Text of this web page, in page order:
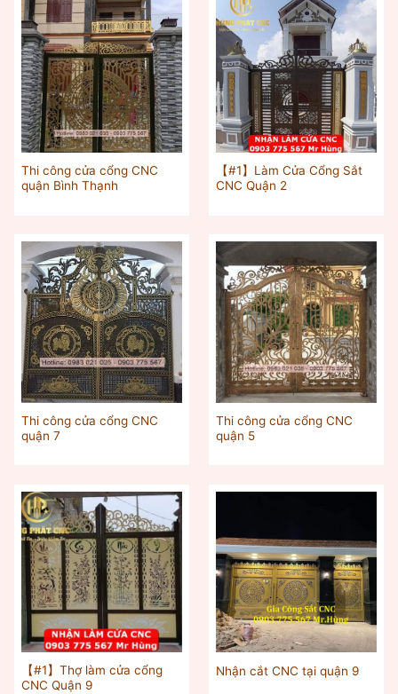
Thi công cửa cổng CNC
quận Bình Thạnh
【#1】Làm Cửa Cổng Sắt
CNC Quận 2
Thi công cửa cổng CNC
quận 7
Thi công cửa cổng CNC
quận 5
【#1】Thợ làm cửa cổng
CNC Quận 9
Nhận cắt CNC tại quận 9